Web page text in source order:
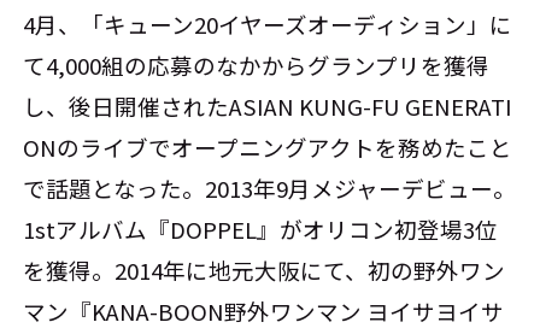
4月、「キューン20イヤーズオーディション」に
て4,000組の応募のなかからグランプリを獲得
し、後日開催されたASIAN KUNG-FU GENERATI
ONのライブでオープニングアクトを務めたこと
で話題となった。2013年9月メジャーデビュー。
1stアルバム『DOPPEL』がオリコン初登場3位
を獲得。2014年に地元大阪にて、初の野外ワン
マン『KANA-BOON野外ワンマン ヨイサヨイサ